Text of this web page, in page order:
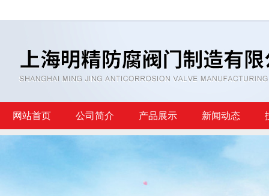
网站首页 公司简介 产品展示 新闻动态